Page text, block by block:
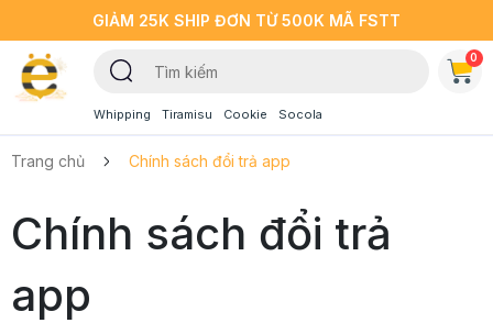
GIẢM 25K SHIP ĐƠN TỪ 500K MÃ FSTT
Whipping Tiramisu Cookie Socola
0
Trang chủ Chính sách đổi trả app
Chính sách đổi trả
app